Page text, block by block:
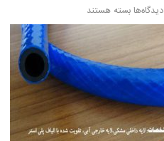
دیدگاه‌هابرای
کارخانه
اب
و
نخ
دار
صادراتی
+
بسته هستند